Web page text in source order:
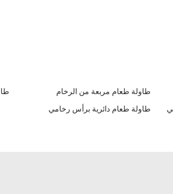
طاولة طعام مربعة من الرخام
طاولة طعام دائرية برأس رخامي